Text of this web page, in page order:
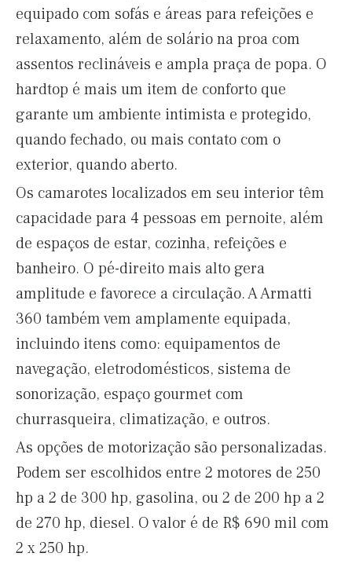
equipado com sofás e áreas para refeições e
relaxamento, além de solário na proa com
assentos reclináveis e ampla praça de popa. O
hardtop é mais um item de conforto que
garante um ambiente intimista e protegido,
quando fechado, ou mais contato com o
exterior, quando aberto.
Os camarotes localizados em seu interior têm
capacidade para 4 pessoas em pernoite, além
de espaços de estar, cozinha, refeições e
banheiro. O pé-direito mais alto gera
amplitude e favorece a circulação. A Armatti
360 também vem amplamente equipada,
incluindo itens como: equipamentos de
navegação, eletrodomésticos, sistema de
sonorização, espaço gourmet com
churrasqueira, climatização, e outros.
As opções de motorização são personalizadas.
Podem ser escolhidos entre 2 motores de 250
hp a 2 de 300 hp, gasolina, ou 2 de 200 hp a 2
de 270 hp, diesel. O valor é de R$ 690 mil com
2 x 250 hp.